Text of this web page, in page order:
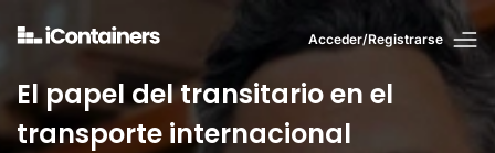
Acceder/Registrarse
El papel del transitario en el
transporte internacional